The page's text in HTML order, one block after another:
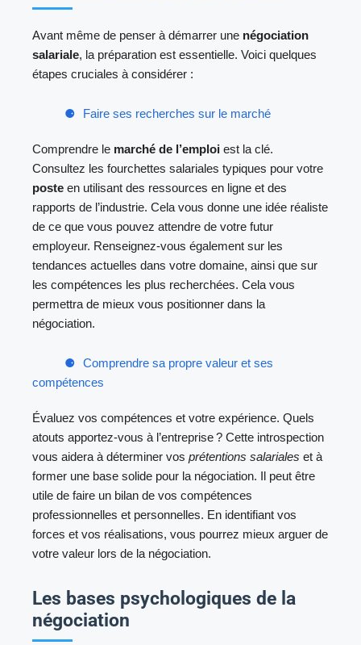
Avant même de penser à démarrer une négociation
salariale, la préparation est essentielle. Voici quelques
étapes cruciales à considérer :
Faire ses recherches sur le marché
Comprendre le marché de l’emploi est la clé.
Consultez les fourchettes salariales typiques pour votre
poste en utilisant des ressources en ligne et des
rapports de l’industrie. Cela vous donne une idée réaliste
de ce que vous pouvez attendre de votre futur
employeur. Renseignez-vous également sur les
tendances actuelles dans votre domaine, ainsi que sur
les compétences les plus recherchées. Cela vous
permettra de mieux vous positionner dans la
négociation.
Comprendre sa propre valeur et ses
compétences
Évaluez vos compétences et votre expérience. Quels
atouts apportez-vous à l’entreprise ? Cette introspection
vous aidera à déterminer vos prétentions salariales et à
former une base solide pour la négociation. Il peut être
utile de faire un bilan de vos compétences
professionnelles et personnelles. En identifiant vos
forces et vos réalisations, vous pourrez mieux arguer de
votre valeur lors de la négociation.
Les bases psychologiques de la
négociation